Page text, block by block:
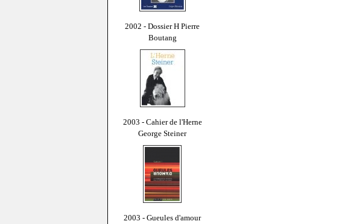
2002 - Dossier H Pierre
Boutang
2003 - Cahier de l'Herne
George Steiner
2003 - Gueules d'amour